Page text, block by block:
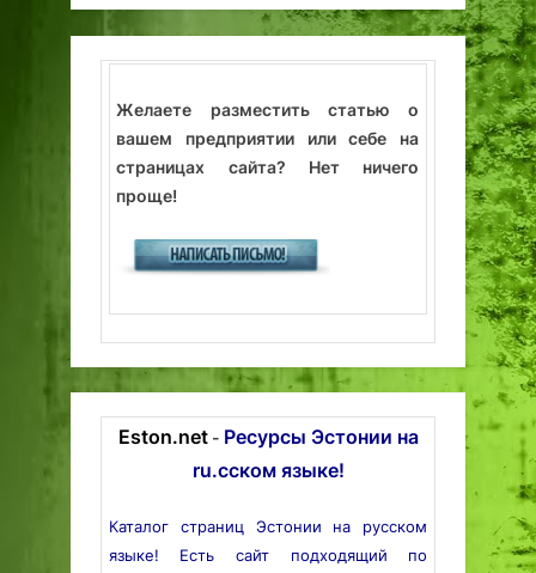
Желаете разместить статью о
вашем предприятии или себе на
страницах сайта? Нет ничего
проще!
Eston.net- Ресурсы Эстонии на
ru.сском языке!
Каталог страниц Эстонии на русском
языке! Есть сайт подходящий по